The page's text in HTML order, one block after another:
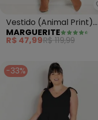
Vestido (Animal Print)
com Mangas Plus Size
MARGUERITE
R$ 47,99R$ 119,99
-33%